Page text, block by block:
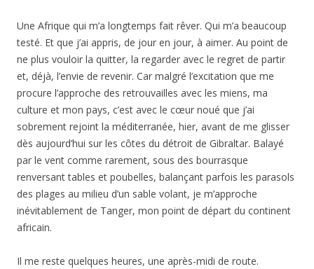
Une Afrique qui m’a longtemps fait rêver. Qui m’a beaucoup
testé. Et que j’ai appris, de jour en jour, à aimer. Au point de
ne plus vouloir la quitter, la regarder avec le regret de partir
et, déjà, l’envie de revenir. Car malgré l’excitation que me
procure l’approche des retrouvailles avec les miens, ma
culture et mon pays, c’est avec le cœur noué que j’ai
sobrement rejoint la méditerranée, hier, avant de me glisser
dès aujourd’hui sur les côtes du détroit de Gibraltar. Balayé
par le vent comme rarement, sous des bourrasque
renversant tables et poubelles, balançant parfois les parasols
des plages au milieu d’un sable volant, je m’approche
inévitablement de Tanger, mon point de départ du continent
africain.
Il me reste quelques heures, une après-midi de route.